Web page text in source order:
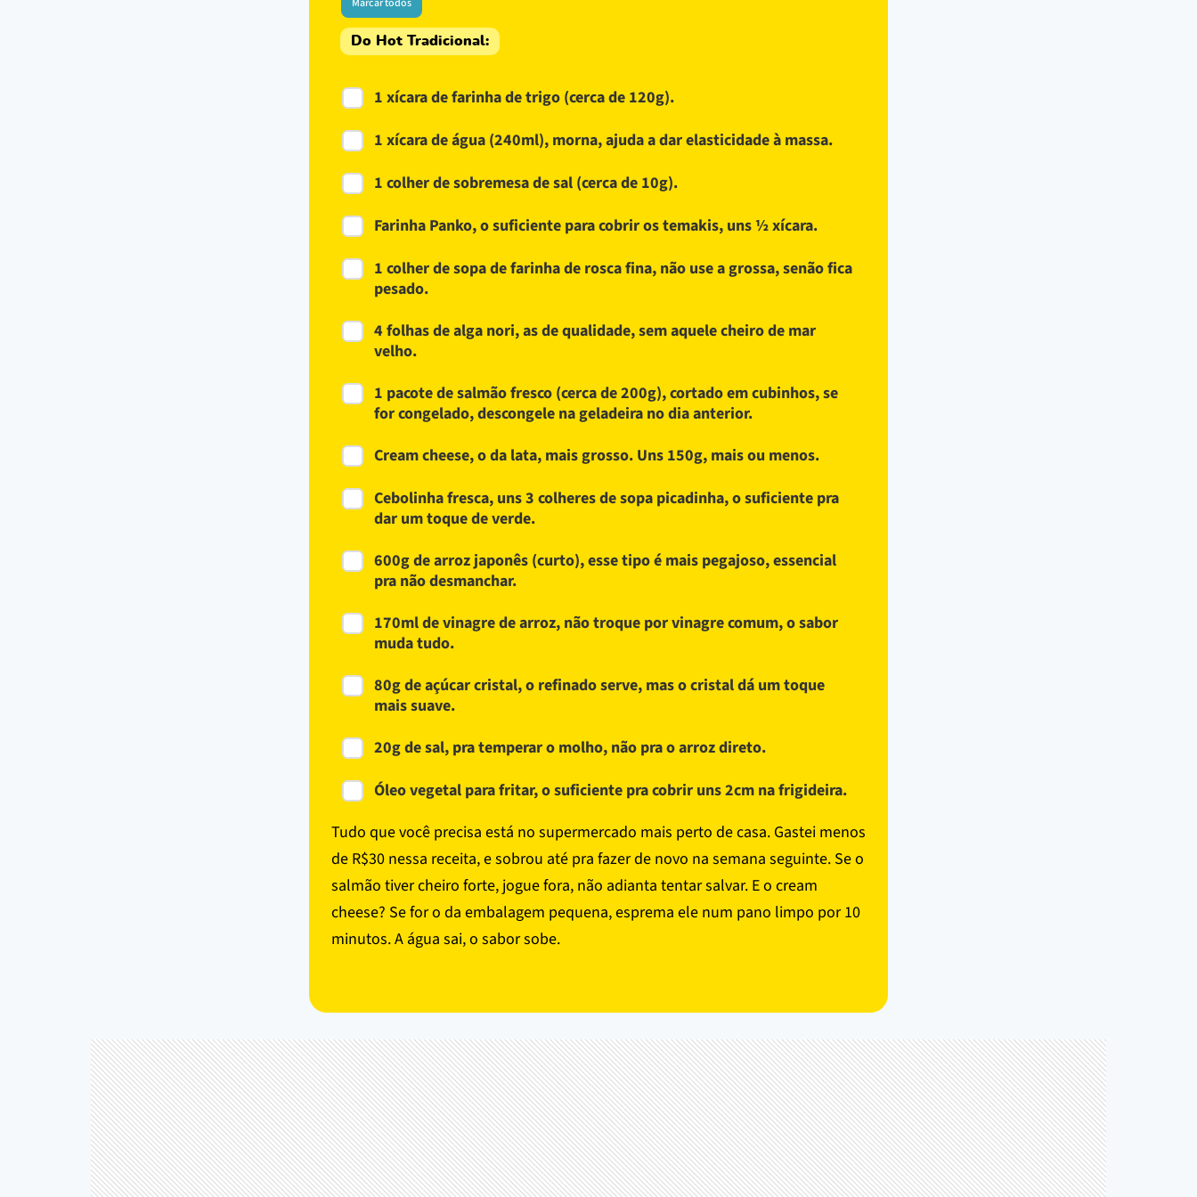
Marcar todos
Do Hot Tradicional:
1 xícara de farinha de trigo (cerca de 120g).
1 xícara de água (240ml), morna, ajuda a dar elasticidade à massa.
1 colher de sobremesa de sal (cerca de 10g).
Farinha Panko, o suficiente para cobrir os temakis, uns ½ xícara.
1 colher de sopa de farinha de rosca fina, não use a grossa, senão fica
pesado.
4 folhas de alga nori, as de qualidade, sem aquele cheiro de mar
velho.
1 pacote de salmão fresco (cerca de 200g), cortado em cubinhos, se
for congelado, descongele na geladeira no dia anterior.
Cream cheese, o da lata, mais grosso. Uns 150g, mais ou menos.
Cebolinha fresca, uns 3 colheres de sopa picadinha, o suficiente pra
dar um toque de verde.
600g de arroz japonês (curto), esse tipo é mais pegajoso, essencial
pra não desmanchar.
170ml de vinagre de arroz, não troque por vinagre comum, o sabor
muda tudo.
80g de açúcar cristal, o refinado serve, mas o cristal dá um toque
mais suave.
20g de sal, pra temperar o molho, não pra o arroz direto.
Óleo vegetal para fritar, o suficiente pra cobrir uns 2cm na frigideira.
Tudo que você precisa está no supermercado mais perto de casa. Gastei menos
de R$30 nessa receita, e sobrou até pra fazer de novo na semana seguinte. Se o
salmão tiver cheiro forte, jogue fora, não adianta tentar salvar. E o cream
cheese? Se for o da embalagem pequena, esprema ele num pano limpo por 10
minutos. A água sai, o sabor sobe.